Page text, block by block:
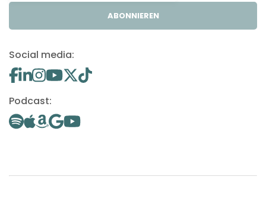
ABONNIEREN
Social media:
Podcast: